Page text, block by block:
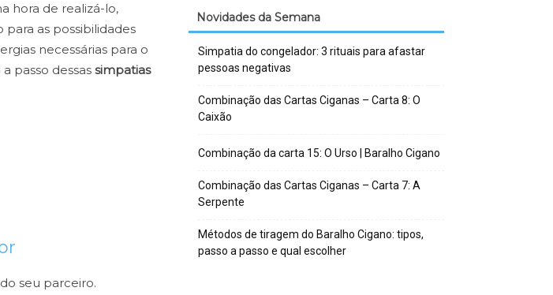
hora de realizá-lo,
as possibilidades
necessárias para o
passo dessas simpatias
seu parceiro.
Novidades da Semana
Simpatia do congelador: 3 rituais para afastar
pessoas negativas
Combinação das Cartas Ciganas – Carta 8: O
Caixão
Combinação da carta 15: O Urso | Baralho Cigano
Combinação das Cartas Ciganas – Carta 7: A
Serpente
Métodos de tiragem do Baralho Cigano: tipos,
passo a passo e qual escolher